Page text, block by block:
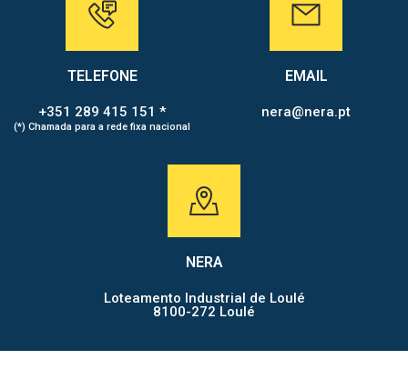
TELEFONE
+351 289 415 151 *
(*) Chamada para a rede fixa nacional
EMAIL
nera@nera.pt
NERA
Loteamento Industrial de Loulé
8100-272 Loulé